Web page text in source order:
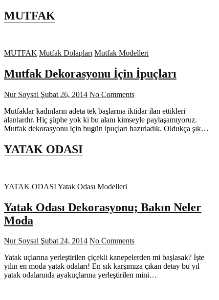
MUTFAK
MUTFAK Mutfak Dolapları Mutfak Modelleri
Mutfak Dekorasyonu İçin İpuçları
Nur Soysal Şubat 26, 2014 No Comments
Mutfaklar kadınların adeta tek başlarına iktidar ilan ettikleri
alanlardır. Hiç şüphe yok ki bu alanı kimseyle paylaşamıyoruz.
Mutfak dekorasyonu için bugün ipuçları hazırladık. Oldukça şık…
YATAK ODASI
YATAK ODASIYatak Odası Modelleri
Yatak Odası Dekorasyonu; Bakın Neler
Moda
Nur Soysal Şubat 24, 2014 No Comments
Yatak uçlarına yerleştirilen çiçekli kanepelerden mi başlasak? İşte
yılın en moda yatak odaları! En sık karşımıza çıkan detay bu yıl
yatak odalarında ayakuçlarına yerleştirilen mini…